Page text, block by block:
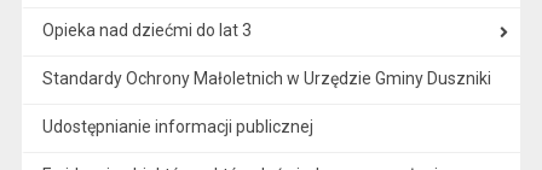
Opieka nad dziećmi do lat 3
Standardy Ochrony Małoletnich w Urzędzie Gminy Duszniki
Udostępnianie informacji publicznej